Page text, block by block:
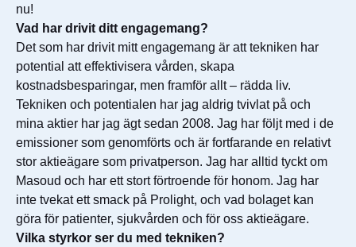
nu!
Vad har drivit ditt engagemang?
Det som har drivit mitt engagemang är att tekniken har
potential att effektivisera vården, skapa
kostnadsbesparingar, men framför allt – rädda liv.
Tekniken och potentialen har jag aldrig tvivlat på och
mina aktier har jag ägt sedan 2008. Jag har följt med i de
emissioner som genomförts och är fortfarande en relativt
stor aktieägare som privatperson. Jag har alltid tyckt om
Masoud och har ett stort förtroende för honom. Jag har
inte tvekat ett smack på Prolight, och vad bolaget kan
göra för patienter, sjukvården och för oss aktieägare.
Vilka styrkor ser du med tekniken?